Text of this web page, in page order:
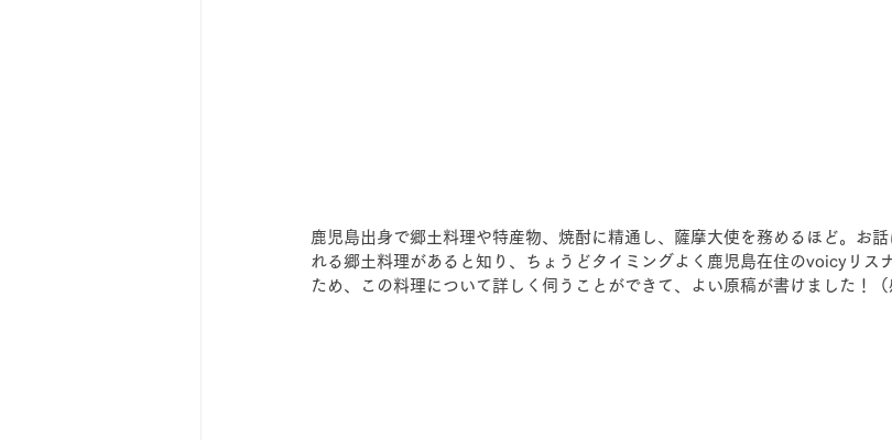
鹿児島出身で郷土料理や特産物、焼酎に精通し、薩摩大使を務めるほど。お
れる郷土料理があると知り、ちょうどタイミングよく鹿児島在住のvoicyリス
ため、この料理について詳しく伺うことができて、よい原稿が書けました！（